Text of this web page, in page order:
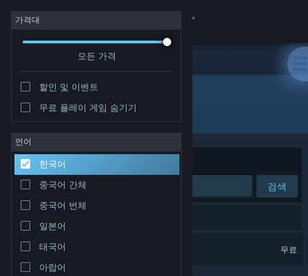
로그인
커뮤니티
정보
지원
언어 변경
Steam 모바일 앱 다운로드
PC 웹사이트 보기
가격대
모든 가격
할인 및 이벤트
무료 플레이 게임 숨기기
언어
한국어
중국어 간체
중국어 번체
일본어
태국어
아랍어
배급사: ENGAGE XR Ltd.
정렬 기준 연관성
검색
무료